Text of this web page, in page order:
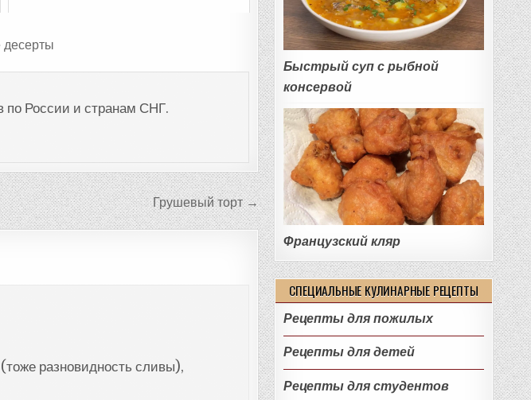
по России и странам СНГ.
Грушевый торт →
разновидность сливы),
Быстрый суп с рыбной
консервой
Французский кляр
СПЕЦИАЛЬНЫЕ КУЛИНАРНЫЕ РЕЦЕПТЫ
Рецепты для пожилых
Рецепты для детей
Рецепты для студентов